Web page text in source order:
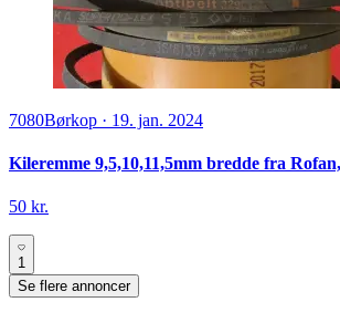
7080Børkop · 19. jan. 2024
Kileremme 9,5,10,11,5mm bredde fra
50 kr.
1
Se flere annoncer